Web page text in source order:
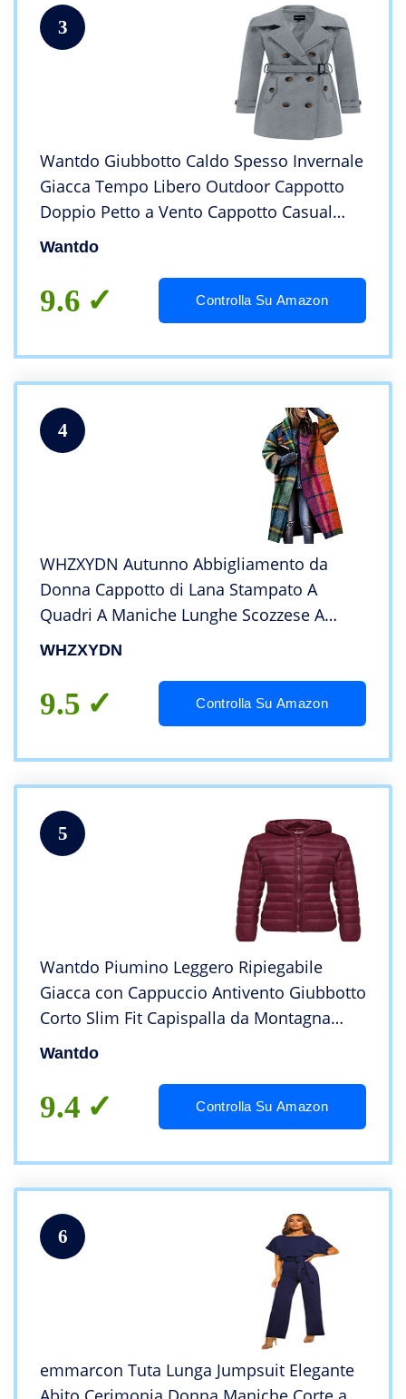
3
Wantdo Giubbotto Caldo Spesso Invernale
Giacca Tempo Libero Outdoor Cappotto
Doppio Petto a Vento Cappotto Casual
Autunnale Donna Grigio S
Wantdo
9.6 Controlla Su Amazon
4
WHZXYDN Autunno Abbigliamento da
Donna Cappotto di Lana Stampato A
Quadri A Maniche Lunghe Scozzese A
Blocchi di Colore
WHZXYDN
9.5 Controlla Su Amazon
5
Wantdo Piumino Leggero Ripiegabile
Giacca con Cappuccio Antivento Giubbotto
Corto Slim Fit Capispalla da Montagna
Caldo Invernale Donna Rosso Vino S
Wantdo
9.4 Controlla Su Amazon
6
emmarcon Tuta Lunga Jumpsuit Elegante